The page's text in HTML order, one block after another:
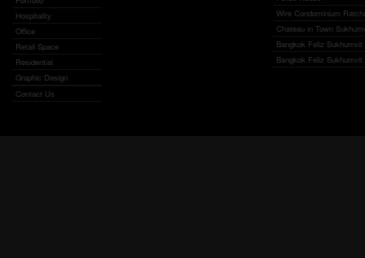
Hospitality
Office
Retail Space
Residential
Graphic Design
Contact Us
Wire Condominium
Chateau in Town
Bangkok Feliz
Bangkok Feliz